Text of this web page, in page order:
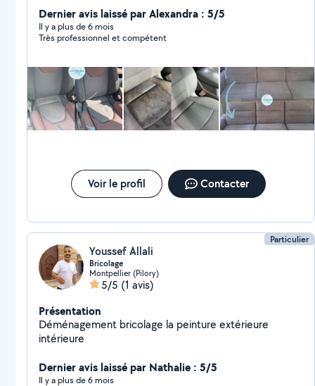
remise des clés aux nouveaux locataires. Je m'engage à
vous offrir des services personnalisés, une attention
méticuleuse aux détails et une satisfaction garantie.
Dernier avis laissé par Alexandra : 5/5
Il y a plus de 6 mois
Très professionnel et compétent
Voir le profil Contacter
Particulier
Youssef Allali
Bricolage
Montpellier (Pilory)
5/5 (1 avis)
Présentation
Déménagement bricolage la peinture extérieure
intérieure
Dernier avis laissé par Nathalie : 5/5
Il y a plus de 6 mois